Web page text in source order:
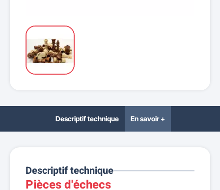
Descriptif technique En savoir +
Descriptif technique
Pièces d'échecs